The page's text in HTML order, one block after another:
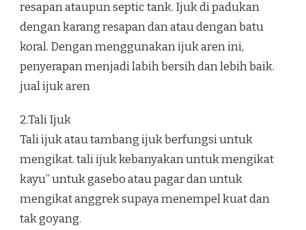
resapan ataupun septic tank. Ijuk di padukan
dengan karang resapan dan atau dengan batu
koral. Dengan menggunakan ijuk aren ini,
penyerapan menjadi labih bersih dan lebih baik.
jual ijuk aren
2.Tali Ijuk
Tali ijuk atau tambang ijuk berfungsi untuk
mengikat. tali ijuk kebanyakan untuk mengikat
kayu” untuk gasebo atau pagar dan untuk
mengikat anggrek supaya menempel kuat dan
tak goyang.